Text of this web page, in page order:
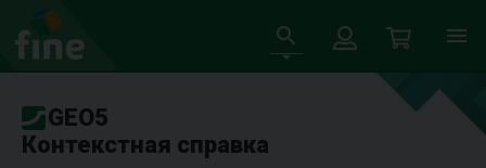
GEO5
Контекстная справка